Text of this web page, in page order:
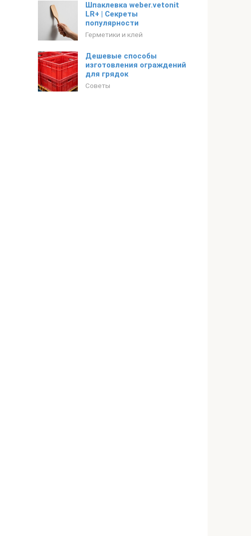
Шпаклевка weber.vetonit
LR+ | Секреты
популярности
Герметики и клей
Дешевые способы
изготовления ограждений
для грядок
Советы